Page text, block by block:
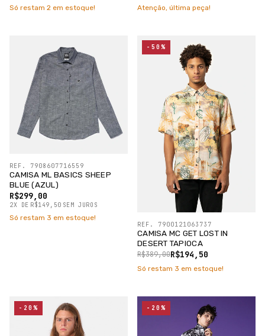
Só restam 2 em estoque! Atenção, última peça!
CAMISA ML BASICS SHEEP
BLUE (AZUL)
R$299,00
2X DE R$149,50 SEM JUROS
REF. 7908607716559
Só restam 3 em estoque!
CAMISA MC GET LOST IN
DESERT TAPIOCA
R$194,50
R$389,00
REF. 7900121063737
-50%
Só restam 3 em estoque!
-20% -20%